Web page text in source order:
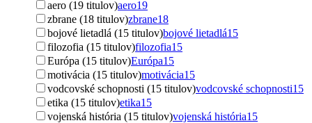
aero (19 titulov)aero19
zbrane (18 titulov)zbrane18
bojové lietadlá (15 titulov)bojové lietadlá15
filozofia (15 titulov)filozofia15
Európa (15 titulov)Európa15
motivácia (15 titulov)motivácia15
vodcovské schopnosti (15 titulov)vodcovské schopnosti15
etika (15 titulov)etika15
vojenská história (15 titulov)vojenská história15